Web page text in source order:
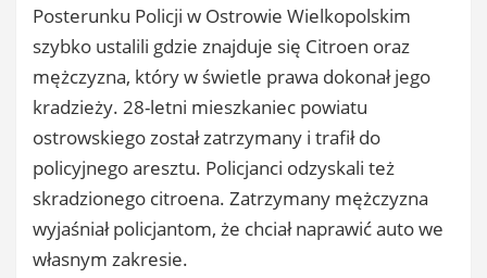
Posterunku Policji w Ostrowie Wielkopolskim
szybko ustalili gdzie znajduje się Citroen oraz
mężczyzna, który w świetle prawa dokonał jego
kradzieży. 28-letni mieszkaniec powiatu
ostrowskiego został zatrzymany i trafił do
policyjnego aresztu. Policjanci odzyskali też
skradzionego citroena. Zatrzymany mężczyzna
wyjaśniał policjantom, że chciał naprawić auto we
własnym zakresie.